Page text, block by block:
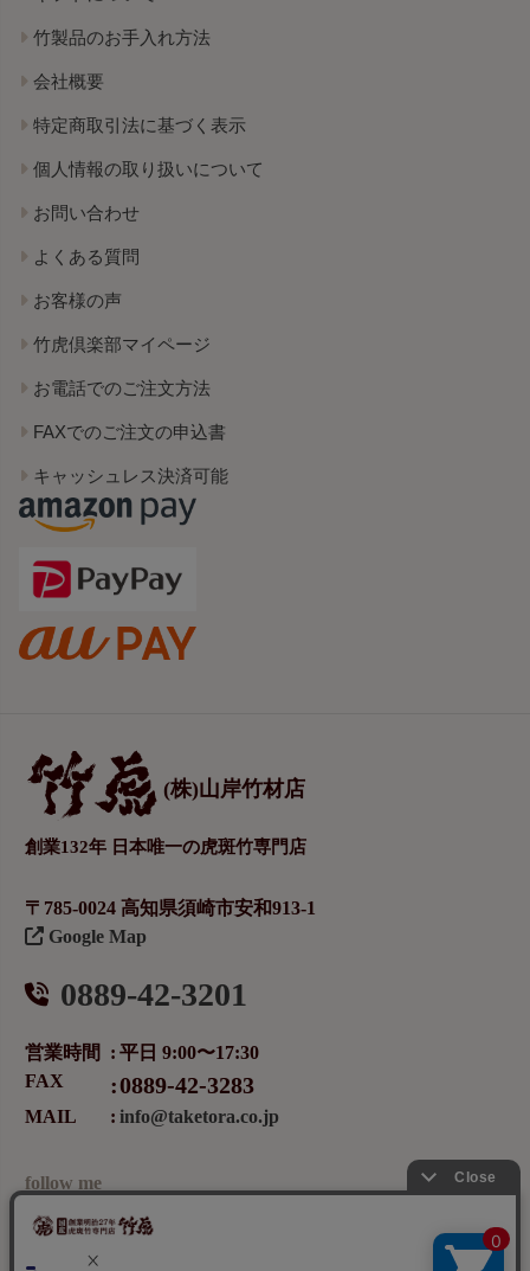
竹製品のお手入れ方法
会社概要
特定商取引法に基づく表示
個人情報の取り扱いについて
お問い合わせ
よくある質問
お客様の声
竹虎倶楽部マイページ
お電話でのご注文方法
FAXでのご注文の申込書
キャッシュレス決済可能
(株)山岸竹材店
創業132年 日本唯一の虎斑竹専門店
〒785-0024 高知県須崎市安和913-1
Google Map
0889-42-3201
営業時間
平日 9:00〜17:30
FAX
0889-42-3283
MAIL info@taketora.co.jp
follow me